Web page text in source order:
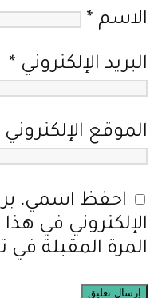
الاسم *
البريد الإلكتروني *
الموقع الإلكتروني
احفظ اسمي،
الإلكتروني في
المرة المقبلة في